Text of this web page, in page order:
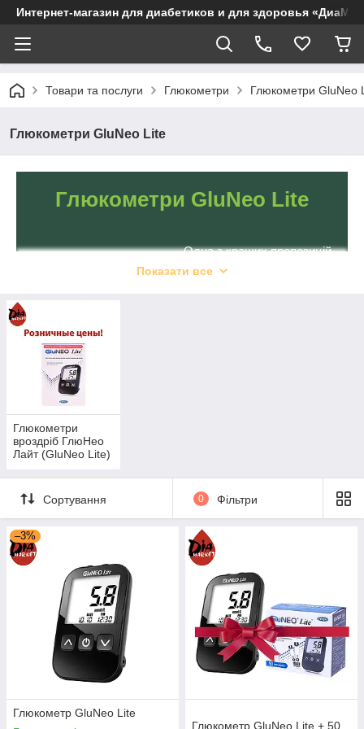
Интернет-магазин для диабетиков и для здоровья
Товари та послуги Глюкометри Глюкометри GluNeo
Глюкометри GluNeo Lite
Глюкометри GluNeo Lite
Одна з кращих пропозицій
на вітчизняному ринку.
Плюси приборів для вимірювання
глюкози GluNeo
1
Для отримання результатів не потрібно
багато крові. Потрібно лише и 0,5 мкл.
2
Прилади «ГлюНео Лайт» відрізняються
високими обчислювальними здібностями.
Завдяки цьому можна дізнатися рівень
глюкози всього за 5 секунд.
Показати все
Глюкометри
вроздріб ГлюНео
Лайт (GluNeo Lite)
Сортування 0 Фільтри
–3%
Глюкометр GluNeo Lite
Глюкометр GluNeo Lite + 50